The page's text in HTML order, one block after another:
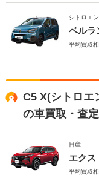
シトロエン
ベルラ
平均買取相
C5 X(シトロエ
の車買取・査
日産
エクス
平均買取相